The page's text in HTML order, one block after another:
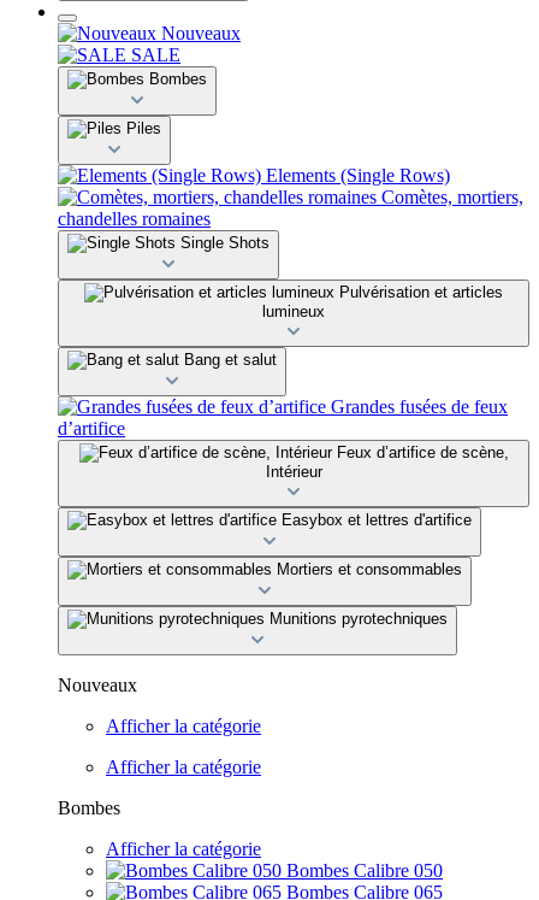
Nouveaux
SALE
Bombes
Piles
Elements (Single Rows)
Comètes, mortiers,
chandelles romaines
Single Shots
Pulvérisation et articles
lumineux
Bang et salut
Grandes fusées de feux
d’artifice
Feux d’artifice de scène,
Intérieur
Easybox et lettres d'artifice
Mortiers et consommables
Munitions pyrotechniques
Nouveaux
Afficher la catégorie
Afficher la catégorie
Bombes
Afficher la catégorie
Bombes Calibre 050
Bombes Calibre 065